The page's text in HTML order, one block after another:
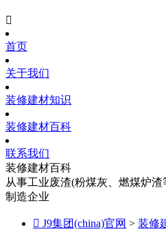

首页
关于我们
装修建材知识
装修建材百科
联系我们
装修建材百科
从事工业废渣(粉煤灰、燃煤炉
制造企业
 J9集团(china)官网 > 装修